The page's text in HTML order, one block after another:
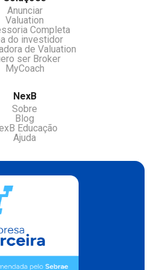
Anunciar
Valuation
Completa
do investidor
de Valuation
ser Broker
MyCoach
NexB
Sobre
Blog
Educação
Ajuda